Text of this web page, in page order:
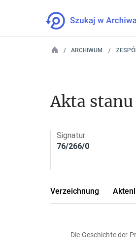
ARCHIWUM
Akta
Signatur
76/266/0
Verzeichnung
Die Geschichte der